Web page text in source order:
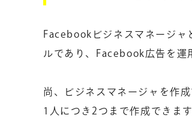
Facebookビジネスマネージャ
ルであり、Facebook広告を運
尚、ビジネスマネージャを作
1人につき2つまで作成できます